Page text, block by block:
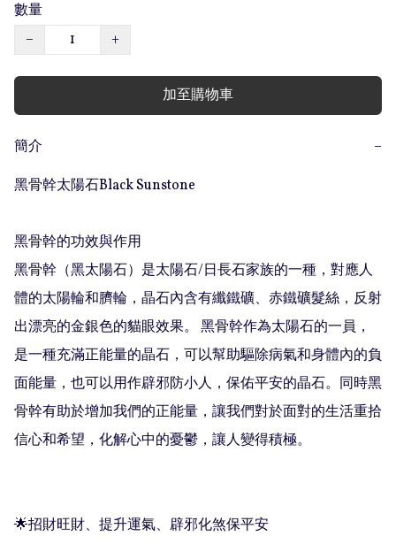
數量
−
+
加至購物車
簡介
−
黑骨幹太陽石Black Sunstone
黑骨幹的功效與作用
黑骨幹（黑太陽石）是太陽石/日長石家族的一種，對應人
體的太陽輪和臍輪，晶石內含有纖鐵礦、赤鐵礦髮絲，反射
出漂亮的金銀色的貓眼效果。 黑骨幹作為太陽石的一員，
是一種充滿正能量的晶石，可以幫助驅除病氣和身體內的負
面能量，也可以用作辟邪防小人，保佑平安的晶石。同時黑
骨幹有助於增加我們的正能量，讓我們對於面對的生活重拾
信心和希望，化解心中的憂鬱，讓人變得積極。
🌟招財旺財、提升運氣、辟邪化煞保平安